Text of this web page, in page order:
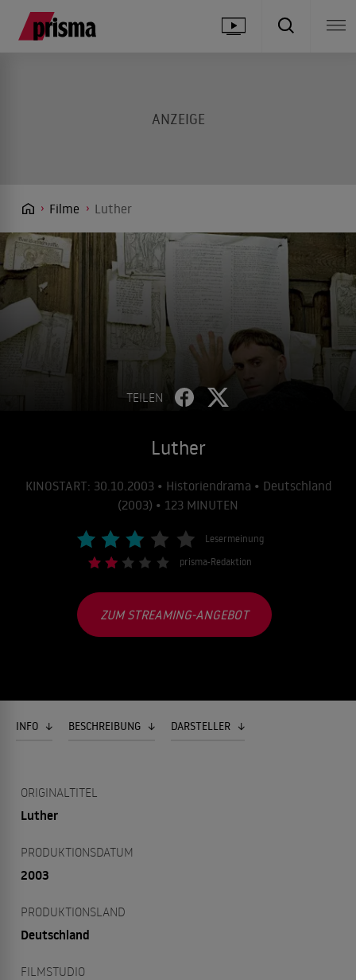
Filme Luther
TEILEN
Luther
KINOSTART: 30.10.2003 • Historiendrama • Deutschland
(2003) • 123 MINUTEN
Lesermeinung
prisma-Redaktion
ZUM STREAMING-ANGEBOT
INFO BESCHREIBUNG DARSTELLER
ORIGINALTITEL
Luther
PRODUKTIONSDATUM
2003
PRODUKTIONSLAND
Deutschland
FILMSTUDIO